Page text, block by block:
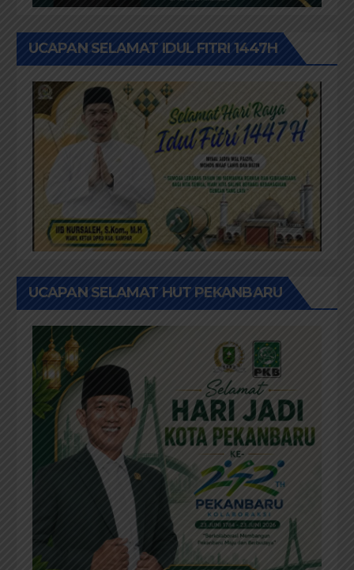
UCAPAN SELAMAT IDUL FITRI 1447H
UCAPAN SELAMAT HUT PEKANBARU